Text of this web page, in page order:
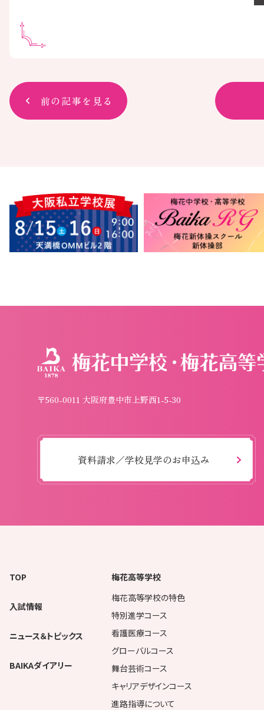
前の記事を見る
〒560-0011 大阪府豊中市上野西1-5-30
資料請求／学校見学のお申込み
TOP
入試情報
ニュース＆トピックス
BAIKAダイアリー
梅花高等学校
梅花高等学校の特色
特別進学コース
看護医療コース
グローバルコース
舞台芸術コース
キャリアデザインコース
進路指導について